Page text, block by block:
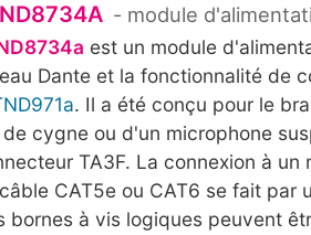
- module
est un module
Dante et la fonctionnalité de
. Il a été conçu pour le
cygne ou d'un microphone
TA3F. La connexion à un
CAT5e ou CAT6 se fait par
bornes à vis logiques peuvent